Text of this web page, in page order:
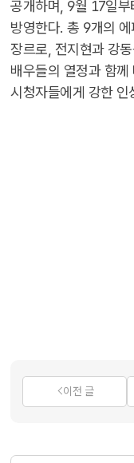
공개하며, 9월 17일
방영한다. 총 9개의
장르로, 전지현과 강
배우들의 열정과 함께
시청자들에게 강한 인
이전 글